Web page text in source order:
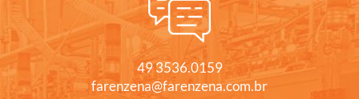
49 3536.0159
farenzena@farenzena.com.br